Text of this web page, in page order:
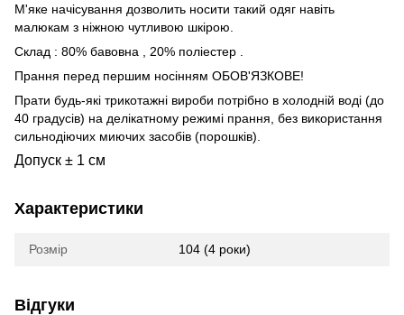
М'яке начісування дозволить носити такий одяг навіть
малюкам з ніжною чутливою шкірою.
Склад : 80% бавовна , 20% поліестер .
Прання перед першим носінням ОБОВ'ЯЗКОВЕ!
Прати будь-які трикотажні вироби потрібно в холодній воді (до
40 градусів) на делікатному режимі прання, без використання
сильнодіючих миючих засобів (порошків).
Допуск ± 1 см
Характеристики
Розмір 104 (4 роки)
Відгуки